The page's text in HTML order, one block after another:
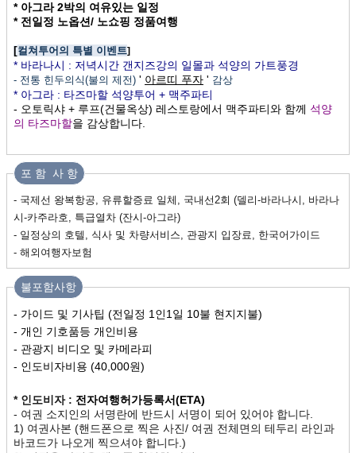
* 아그라 2박의 여유있는 일정
* 전일정 노옵션/ 노쇼핑 정품여행
[컬쳐투어의 특별 이벤트]
* 바라나시 : 저녁시간 갠지즈강의 일몰과 석양의 가트풍경
- 전통 힌두의식(불의 제전) ' 아르띠 푸자 ' 감상
* 아그라 : 타즈마할 석양투어 + 맥주파티
- 오토릭샤 + 루프(건물옥상) 레스토랑에서 맥주파티와 함께 석양
의 타즈마할을 감상합니다.
포 함 사 항
- 국제선 왕복항공, 유류할증료 일체, 국내선2회 (델리-바라나시, 바라나
시-카주라호, 특급열차 (잔시-아그라)
- 일정상의 호텔, 식사 및 차량서비스, 관광지 입장료, 한국어가이드
- 해외여행자보험
불포함사항
- 가이드 및 기사팁 (전일정 1인1일 10불 현지지불)
- 개인 기호품등 개인비용
- 관광지 비디오 및 카메라피
- 인도비자비용 (40,000원)
* 인도비자 : 전자여행허가등록서(ETA)
- 여권 소지인의 서명란에 반드시 서명이 되어 있어야 합니다.
1) 여권사본 (핸드폰으로 찍은 사진/ 여권 전체면의 테두리 라인과
바코드가 나오게 찍으셔야 합니다.)